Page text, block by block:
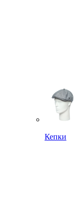
Кепки